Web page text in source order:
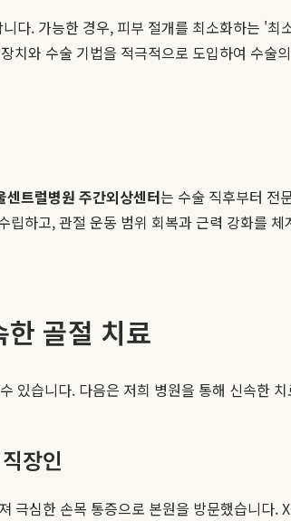
다. 가능한 경우, 피부 절개를 최소화하는
치와 수술 기법을 적극적으로 도입하여 수
센트럴병원 주간외상센터는 수술 직후부터 전
하고, 관절 운동 범위 회복과 근력 강화를
골절 치료
있습니다. 다음은 저희 병원을 통해 신속한
장인
극심한 손목 통증으로 본원을 방문했습니